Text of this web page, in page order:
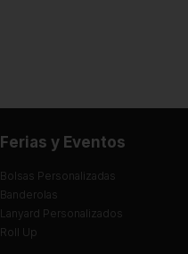
Ferias y Eventos
Bolsas Personalizadas
Banderolas
Lanyard Personalizados
Roll Up